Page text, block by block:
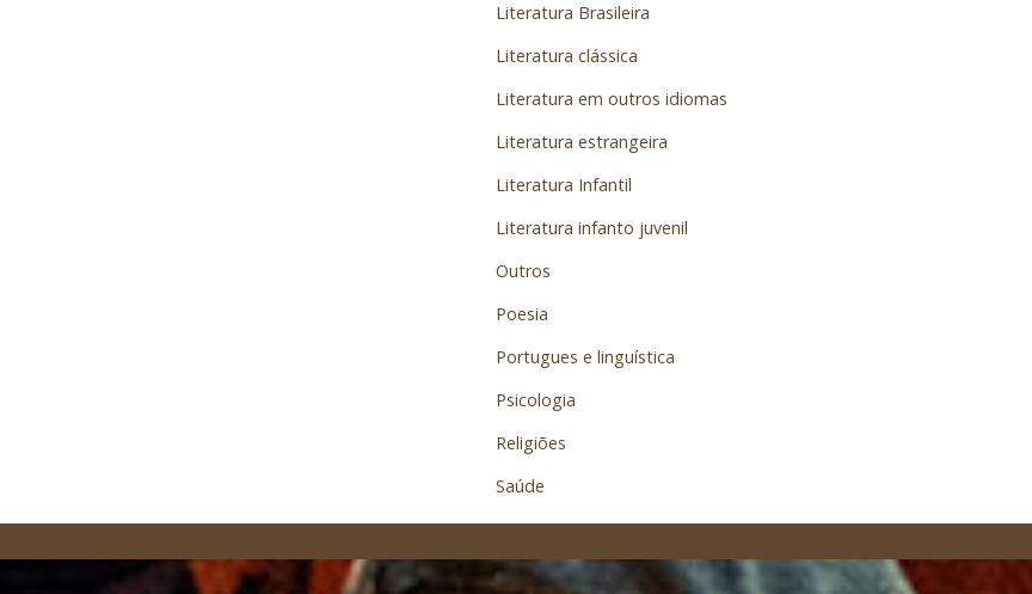
Literatura Brasileira
Literatura clássica
Literatura em outros idiomas
Literatura estrangeira
Literatura Infantil
Literatura infanto juvenil
Outros
Poesia
Portugues e linguística
Psicologia
Religiões
Saúde